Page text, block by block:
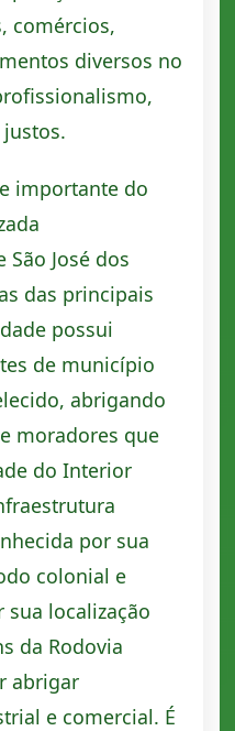
comércios,
diversos no
importante do
José dos
das principais
possui
de município
abrigando
moradores que
do Interior
por sua
colonial e
localização
da Rodovia
abrigar
e comercial. É